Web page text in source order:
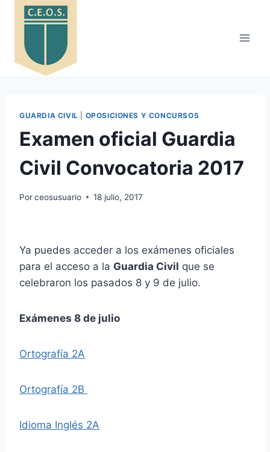
Saltar
GUARDIA CIVIL OPOSICIONES Y CONCURSOS
Examen oficial Guardia
Civil Convocatoria 2017
Porceosusuario 18 julio, 2017
Ya puedes acceder a los exámenes oficiales
para el acceso a la Guardia Civil que se
celebraron los pasados 8 y 9 de julio.
Exámenes 8 de julio
Ortografía 2A
Ortografía 2B
Idioma Inglés 2A